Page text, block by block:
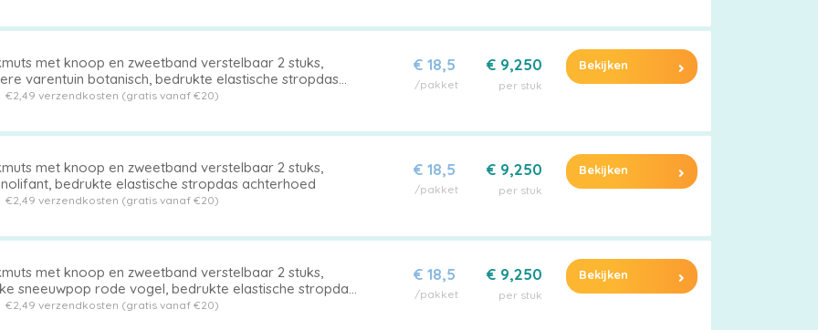
met knoop en zweetband verstelbaar 2 stuks,
varentuin botanisch, bedrukte elastische stropdas
€2,49 verzendkosten (gratis vanaf €20)
€ 18,5
/pakket
€ 9,250
per stuk
Bekijken
met knoop en zweetband verstelbaar 2 stuks,
bedrukte elastische stropdas achterhoed
€2,49 verzendkosten (gratis vanaf €20)
€ 18,5
/pakket
€ 9,250
per stuk
Bekijken
met knoop en zweetband verstelbaar 2 stuks,
sneeuwpop rode vogel, bedrukte elastische stropdas
€2,49 verzendkosten (gratis vanaf €20)
€ 18,5
/pakket
€ 9,250
per stuk
Bekijken